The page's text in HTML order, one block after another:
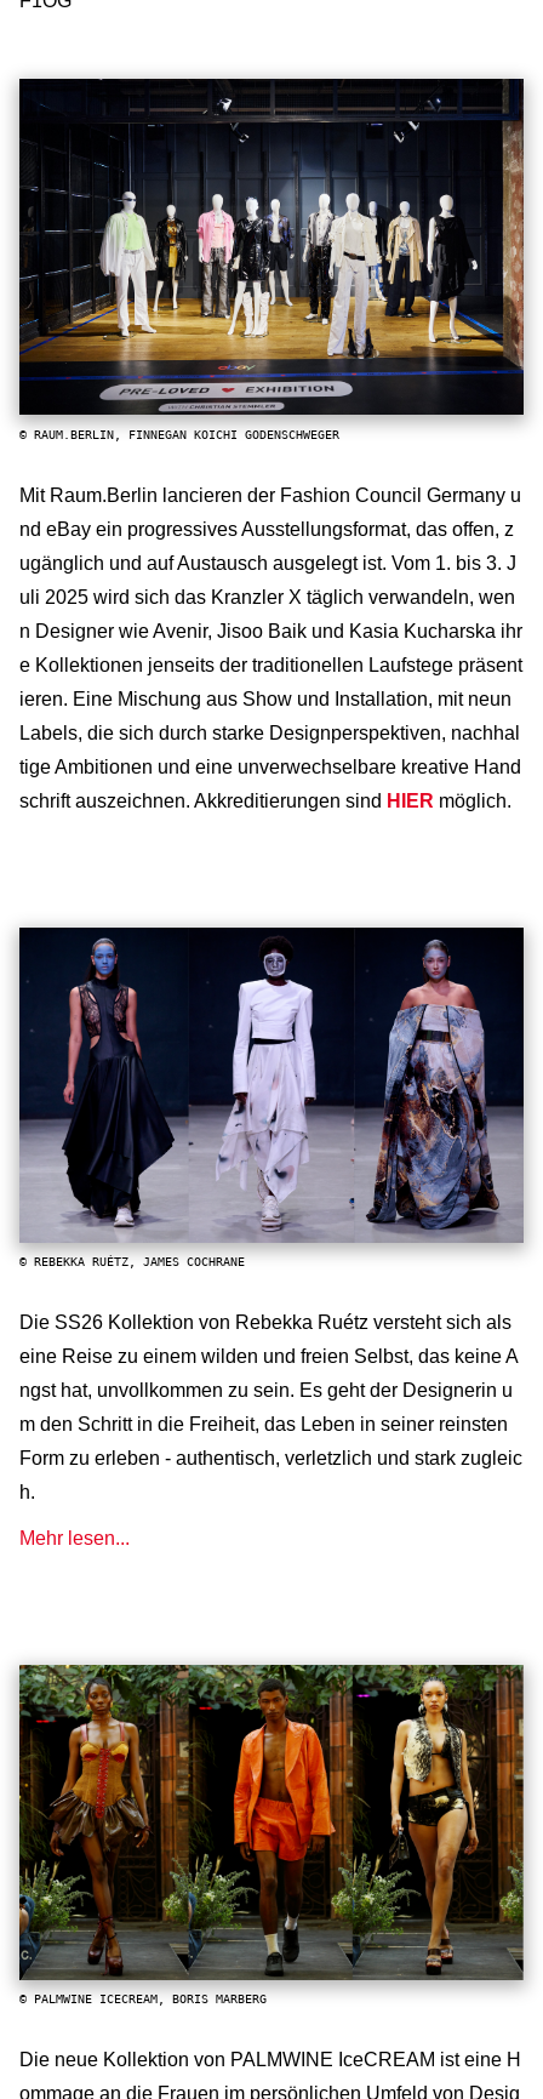
© RAUM.BERLIN, FINNEGAN KOICHI GODENSCHWEGER
Mit Raum.Berlin lancieren der Fashion Council Germany u
nd eBay ein progressives Ausstellungsformat, das offen, z
ugänglich und auf Austausch ausgelegt ist. Vom 1. bis 3. J
uli 2025 wird sich das Kranzler X täglich verwandeln, wen
n Designer wie Avenir, Jisoo Baik und Kasia Kucharska ihr
e Kollektionen jenseits der traditionellen Laufstege präsent
ieren. Eine Mischung aus Show und Installation, mit neun
Labels, die sich durch starke Designperspektiven, nachhal
tige Ambitionen und eine unverwechselbare kreative Hand
schrift auszeichnen. Akkreditierungen sind HIER möglich.
© REBEKKA RUÉTZ, JAMES COCHRANE
Die SS26 Kollektion von Rebekka Ruétz versteht sich als
eine Reise zu einem wilden und freien Selbst, das keine A
ngst hat, unvollkommen zu sein. Es geht der Designerin u
m den Schritt in die Freiheit, das Leben in seiner reinsten
Form zu erleben - authentisch, verletzlich und stark zugleic
h.
Mehr lesen...
© PALMWINE ICECREAM, BORIS MARBERG
Die neue Kollektion von PALMWINE IceCREAM ist eine H
ommage an die Frauen im persönlichen Umfeld von Desig